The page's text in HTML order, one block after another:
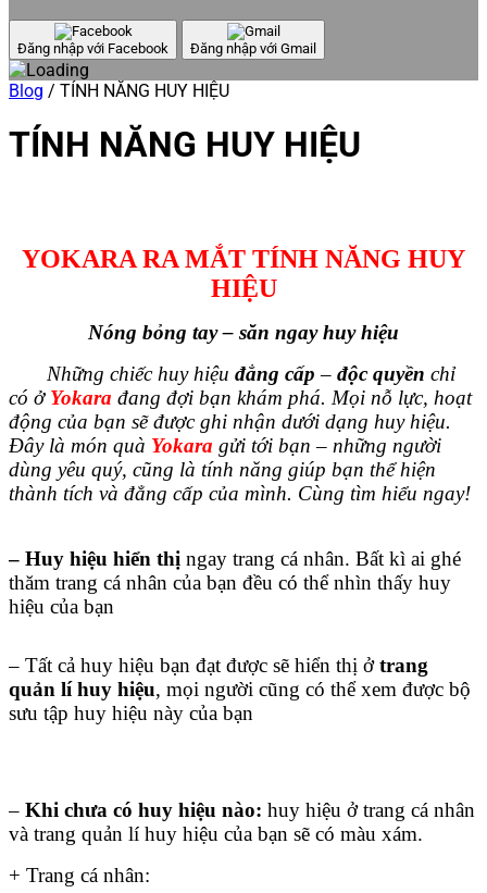
Đăng nhập với Facebook Đăng nhập với Gmail
Blog / TÍNH NĂNG HUY HIỆU
TÍNH NĂNG HUY HIỆU
YOKARA RA MẮT TÍNH NĂNG HUY
HIỆU
Nóng bỏng tay – săn ngay huy hiệu
Những chiếc huy hiệu đẳng cấp – độc quyền chỉ
có ở Yokara đang đợi bạn khám phá. Mọi nỗ lực, hoạt
động của bạn sẽ được ghi nhận dưới dạng huy hiệu.
Đây là món quà Yokara gửi tới bạn – những người
dùng yêu quý, cũng là tính năng giúp bạn thể hiện
thành tích và đẳng cấp của mình. Cùng tìm hiểu ngay!
– Huy hiệu hiển thị ngay trang cá nhân. Bất kì ai ghé
thăm trang cá nhân của bạn đều có thể nhìn thấy huy
hiệu của bạn
– Tất cả huy hiệu bạn đạt được sẽ hiển thị ởtrang
quản lí huy hiệu, mọi người cũng có thể xem được bộ
sưu tập huy hiệu này của bạn
– Khi chưa có huy hiệu nào: huy hiệu ở trang cá nhân
và trang quản lí huy hiệu của bạn sẽ có màu xám.
+ Trang cá nhân: